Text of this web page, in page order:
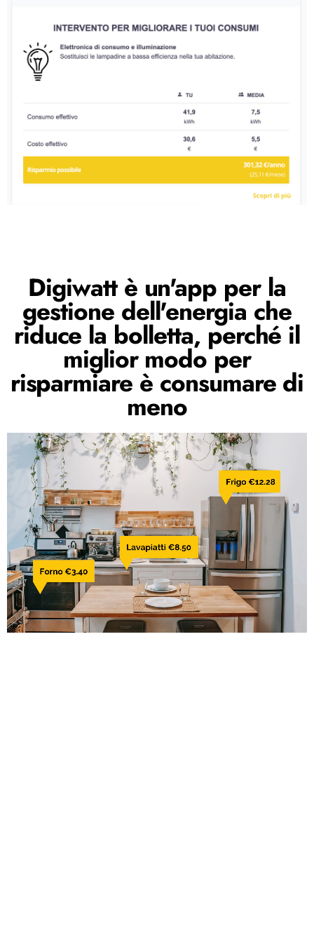
Digiwatt è un'app per la
gestione dell'energia che
riduce la bolletta, perché il
miglior modo per
risparmiare è consumare di
meno